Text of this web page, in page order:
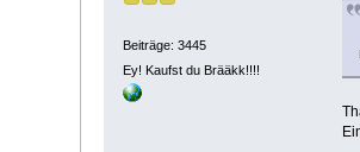
Beiträge: 3445
Ey! Kaufst du Brääkk!!!!